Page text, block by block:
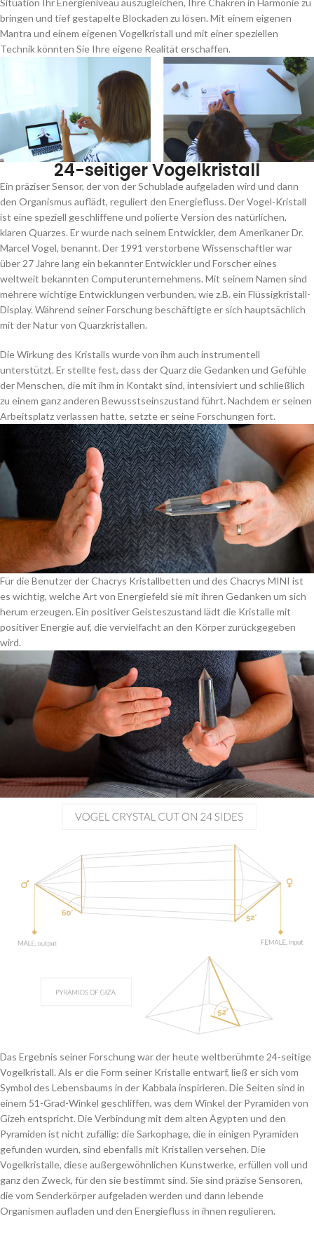
bringen und tief gestapelte Blockaden zu lösen. Mit einem eigenen
Mantra und einem eigenen Vogelkristall und mit einer speziellen
Technik könnten Sie Ihre eigene Realität erschaffen.
24-seitiger Vogelkristall
Ein präziser Sensor, der von der Schublade aufgeladen wird und dann
den Organismus auflädt, reguliert den Energiefluss. Der Vogel-Kristall
ist eine speziell geschliffene und polierte Version des natürlichen,
klaren Quarzes. Er wurde nach seinem Entwickler, dem Amerikaner Dr.
Marcel Vogel, benannt. Der 1991 verstorbene Wissenschaftler war
über 27 Jahre lang ein bekannter Entwickler und Forscher eines
weltweit bekannten Computerunternehmens. Mit seinem Namen sind
mehrere wichtige Entwicklungen verbunden, wie z.B. ein Flüssigkristall-
Display. Während seiner Forschung beschäftigte er sich hauptsächlich
mit der Natur von Quarzkristallen.
Die Wirkung des Kristalls wurde von ihm auch instrumentell
unterstützt. Er stellte fest, dass der Quarz die Gedanken und Gefühle
der Menschen, die mit ihm in Kontakt sind, intensiviert und schließlich
zu einem ganz anderen Bewusstseinszustand führt. Nachdem er seinen
Arbeitsplatz verlassen hatte, setzte er seine Forschungen fort.
Für die Benutzer der Chacrys Kristallbetten und des Chacrys MINI ist
es wichtig, welche Art von Energiefeld sie mit ihren Gedanken um sich
herum erzeugen. Ein positiver Geisteszustand lädt die Kristalle mit
positiver Energie auf, die vervielfacht an den Körper zurückgegeben
wird.
Das Ergebnis seiner Forschung war der heute weltberühmte 24-seitige
Vogelkristall. Als er die Form seiner Kristalle entwarf, ließ er sich vom
Symbol des Lebensbaums in der Kabbala inspirieren. Die Seiten sind in
einem 51-Grad-Winkel geschliffen, was dem Winkel der Pyramiden von
Gizeh entspricht. Die Verbindung mit dem alten Ägypten und den
Pyramiden ist nicht zufällig: die Sarkophage, die in einigen Pyramiden
gefunden wurden, sind ebenfalls mit Kristallen versehen. Die
Vogelkristalle, diese außergewöhnlichen Kunstwerke, erfüllen voll und
ganz den Zweck, für den sie bestimmt sind. Sie sind präzise Sensoren,
die vom Senderkörper aufgeladen werden und dann lebende
Organismen aufladen und den Energiefluss in ihnen regulieren.